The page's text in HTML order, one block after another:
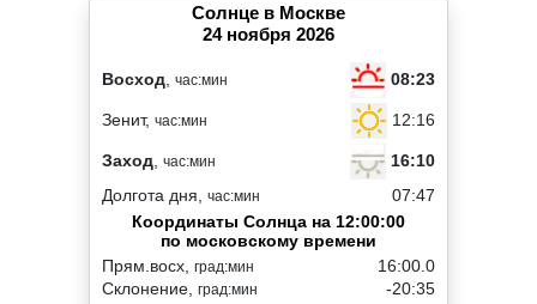
Солнце в Москве
24 ноября 2026
Восход час:мин 08:23
Зенит, час:мин 12:16
Заход час:мин
16:10
Долгота дня, час:мин
07:47
Координаты Солнца на 12:00:00
по московскому времени
Прям.восх, град:мин
Склонение, град:мин
16:00.0
-20:35